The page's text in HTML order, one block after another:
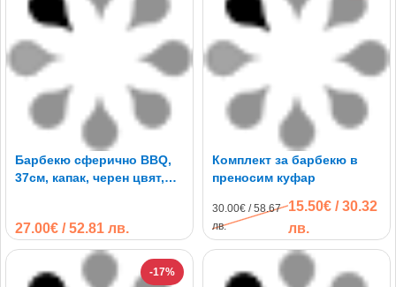
Барбекю сферично BBQ,
37см, капак, черен цвят,
27.00€ / 52.81 лв.
Комплект за барбекю в
преносим куфар
30.00€ / 58.67
лв.
15.50€ / 30.32
лв.
-17%